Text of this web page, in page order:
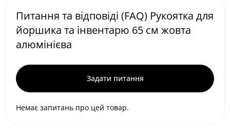
Питання та відповіді (FAQ) Рукоятка для
йоршика та інвентарю 65 см жовта
алюмінієва
Задати питання
Немає запитань про цей товар.